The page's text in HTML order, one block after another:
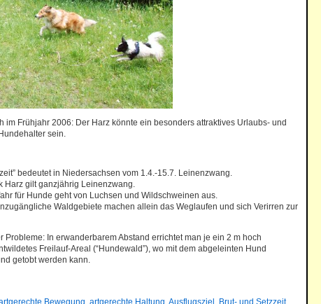
im Frühjahr 2006: Der Harz könnte ein besonders attraktives Urlaubs- und
sein.
bedeutet in Niedersachsen vom 1.4.-15.7. Leinenzwang.
Harz gilt ganzjährig Leinenzwang.
für Hunde geht von Luchsen und Wildschweinen aus.
Waldgebiete machen allein das Weglaufen und sich Verirren zur
Probleme: In erwanderbarem Abstand errichtet man je ein 2 m hoch
Freilauf-Areal (“Hundewald”), wo mit dem abgeleinten Hund
getobt werden kann.
Bewegung artgerechte Haltung Ausflugsziel Brut- und Setzzeit,